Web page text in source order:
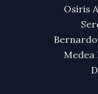
Osiris